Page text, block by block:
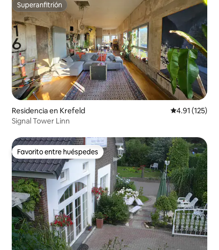
Superanfitrión
Superanfitrión
Residencia en Krefeld Calificación
4.91 (125)
Signal Tower Linn
Favorito entre huéspedes
Favorito entre huéspedes